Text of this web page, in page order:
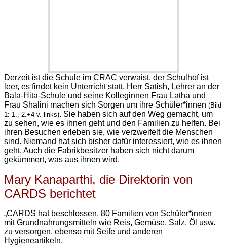
Derzeit ist die Schule im CRAC verwaist, der Schulhof ist
leer, es findet kein Unterricht statt. Herr Satish, Lehrer an der
Bala-Hita-Schule und seine Kolleginnen Frau Latha und
Frau Shalini machen sich Sorgen um ihre Schüler*innen (Bild
1: 1., 2.+4 v. links). Sie haben sich auf den Weg gemacht, um
zu sehen, wie es ihnen geht und den Familien zu helfen. Bei
ihren Besuchen erleben sie, wie verzweifelt die Menschen
sind. Niemand hat sich bisher dafür interessiert, wie es ihnen
geht. Auch die Fabrikbesitzer haben sich nicht darum
gekümmert, was aus ihnen wird.
Mary Kanaparthi, die Direktorin von
CARDS berichtet
„CARDS hat beschlossen, 80 Familien von Schüler*innen
mit Grundnahrungsmitteln wie Reis, Gemüse, Salz, Öl usw.
zu versorgen, ebenso mit Seife und anderen
Hygieneartikeln.